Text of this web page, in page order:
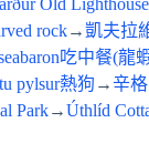
Old Lighthouse
rock→凱夫拉
吃中餐(龍
pylsur熱狗 →辛
Park→Úthlíd